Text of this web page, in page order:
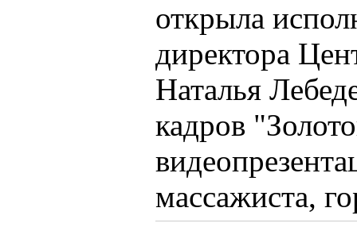
открыла
директора
Наталья
кадров
массажиста,